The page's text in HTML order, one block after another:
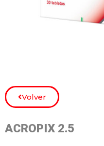
Volver
ACROPIX 2.5